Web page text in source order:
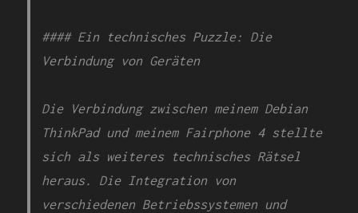
#### Ein technisches Puzzle: Die
Verbindung von Geräten
Die Verbindung zwischen meinem Debian
ThinkPad und meinem Fairphone 4 stellte
sich als weiteres technisches Rätsel
heraus. Die Integration von
verschiedenen Betriebssystemen und